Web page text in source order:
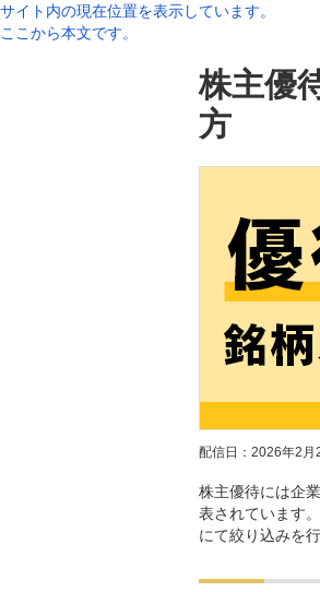
サイト内の現在位置を表示しています。
ここから本文です。
株主優
方
配信日： 2026年2月
株主優待には企
表されています
にて絞り込みを